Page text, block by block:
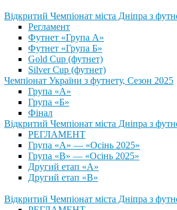
Відкритий Чемпіонат міста Дніпра з
Регламент
Футнет «Група А»
Футнет «Група Б»
Gold Cup (футнет)
Silver Cup (футнет)
Чемпіонат України з футнету, Сезон 2025
Група «А»
Група «Б»
Фінал
Відкритий Чемпіонат міста Дніпра з
РЕГЛАМЕНТ
Група «А» — «Осінь 2025»
Група «В» — «Осінь 2025»
Другий етап «А»
Другий етап «В»
Відкритий Чемпіонат міста Дніпра з